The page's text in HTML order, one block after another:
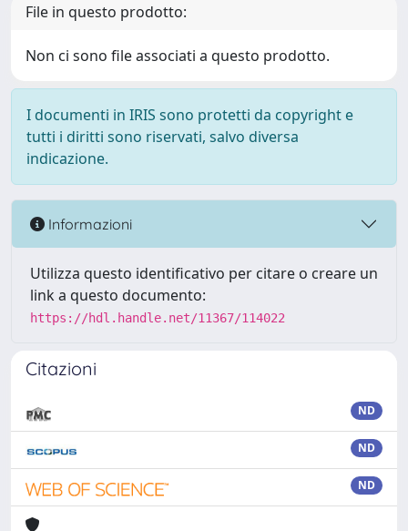
File in questo prodotto:
Non ci sono file associati a questo prodotto.
I documenti in IRIS sono protetti da copyright e
tutti i diritti sono riservati, salvo diversa
indicazione.
Informazioni
Utilizza questo identificativo per citare o creare un
link a questo documento:
https://hdl.handle.net/11367/114022
Citazioni
ND
ND
ND